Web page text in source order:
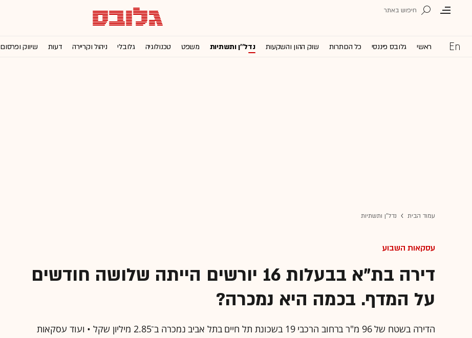
ראשי גלובס פיננסי כל הכותרות שוק ההון והשקעות נדל''ן ותשתיות משפט טכנולוגיה גלובלי ניהול וקריירה דעות שיווק ופרסום
עמוד הבית נדל"ן ותשתיות
עסקאות השבוע
דירה בת"א בבעלות 16 יורשים הייתה שלושה חודשים
על המדף. בכמה היא נמכרה?
הדירה בשטח של 96 מ"ר ברחוב הרכבי 19 בשכונת תל חיים בתל אביב נמכרה ב־2.85 מיליון שקל • ועוד עסקאות